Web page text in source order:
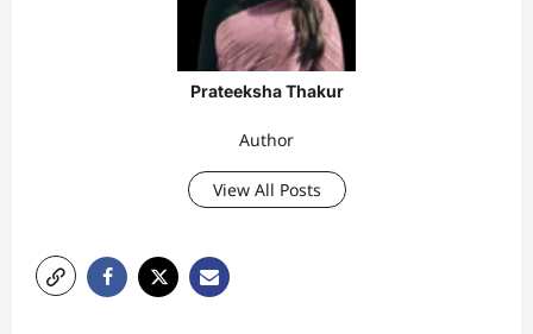
Prateeksha Thakur
Author
View All Posts